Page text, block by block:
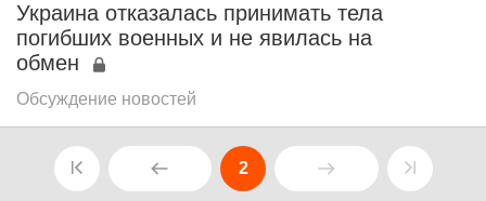
Украина отказалась принимать тела
погибших военных и не явилась на
обмен
Обсуждение новостей
2